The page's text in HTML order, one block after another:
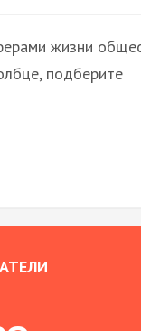
жизни
подберите